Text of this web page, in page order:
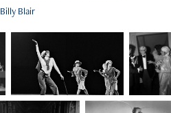
Billy Blair